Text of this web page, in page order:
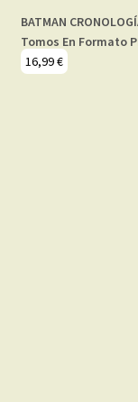
BATMAN
Tomos En Formato
16,99€